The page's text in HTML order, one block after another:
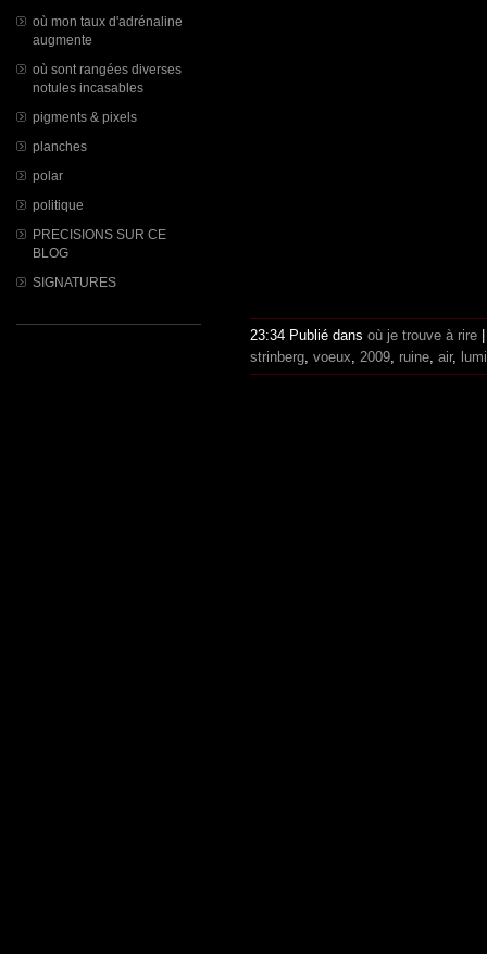
où mon taux d'adrénaline
augmente
où sont rangées diverses
notules incasables
pigments & pixels
planches
polar
politique
PRECISIONS SUR CE
BLOG
SIGNATURES
23:34 Publié dans où je trouve à rire
strinberg, voeux, 2009, ruine, air,